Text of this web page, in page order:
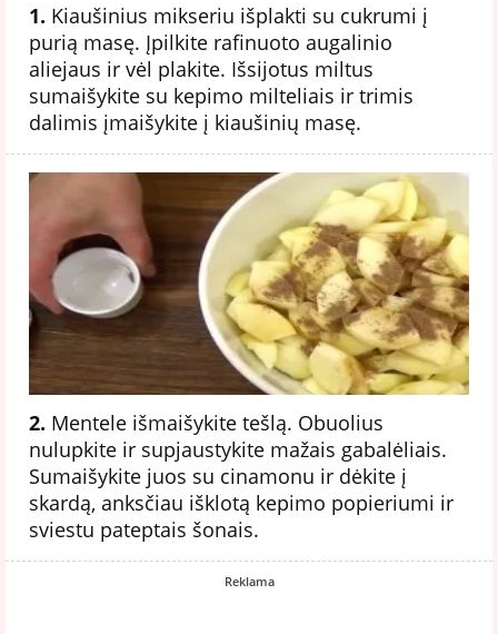
1. Kiaušinius mikseriu išplakti su cukrumi į
purią masę. Įpilkite rafinuoto augalinio
aliejaus ir vėl plakite. Išsijotus miltus
sumaišykite su kepimo milteliais ir trimis
dalimis įmaišykite į kiaušinių masę.
2. Mentele išmaišykite tešlą. Obuolius
nulupkite ir supjaustykite mažais gabalėliais.
Sumaišykite juos su cinamonu ir dėkite į
skardą, anksčiau išklotą kepimo popieriumi ir
sviestu pateptais šonais.
Reklama